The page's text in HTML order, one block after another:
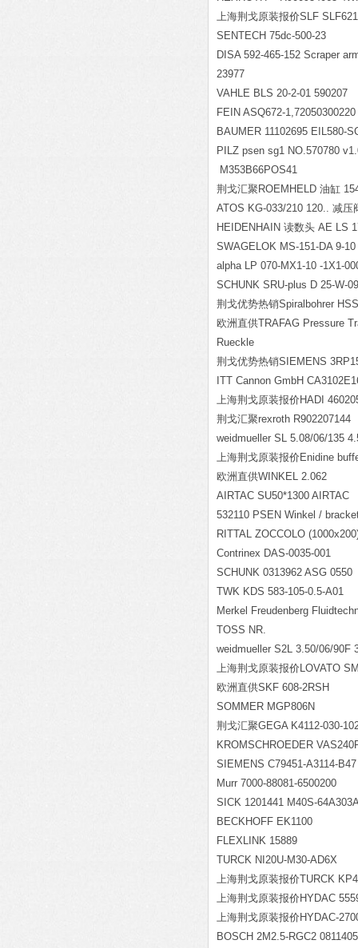
上海荆戈原装报价SLF
SENTECH 75dc-500-23
DISA 592-465-152 Scraper
23977
VAHLE BLS 20-2-01 590207
FEIN ASQ672-1,72050300220
BAUMER 11102695 EIL580-
PILZ psen sg1 NO.570780
M353B66POS41
荆戈汇聚ROEMHELD 油缸
ATOS KG-033/210 120.. 减压
HEIDENHAIN 读数头 AE LS
SWAGELOK MS-151-DA 9-10
alpha LP 070-MX1-10 -1X1-
SCHUNK SRU-plus D 25-W-
荆戈优势热销Spiralbohrer
欧洲直供TRAFAG Pressure
Rueckle
荆戈优势热销SIEMENS
ITT Cannon GmbH
上海荆戈原装报价HADI
荆戈汇聚rexroth R902207144
weidmueller SL 5.08/06/135
上海荆戈原装报价Enidine
欧洲直供WINKEL 2.062
AIRTAC SU50*1300 AIRTAC
532110 PSEN Winkel /
RITTAL ZOCCOLO
Contrinex DAS-0035-001
SCHUNK 0313962 ASG 0550
TWK KDS 583-105-0.5-A01
Merkel Freudenberg
TOSS NR.
weidmueller S2L 3.50/06/90F
上海荆戈原装报价LOVATO
欧洲直供SKF 608-2RSH
SOMMER MGP806N
荆戈汇聚GEGA K4112-030-
KROMSCHROEDER
SIEMENS C79451-A3114-B47
Murr 7000-88081-6500200
SICK 1201441 M40S-
BECKHOFF EK1100
FLEXLINK 15889
TURCK NI20U-M30-AD6X
上海荆戈原装报价TURCK
上海荆戈原装报价HYDAC
上海荆戈原装报价HYDAC-
BOSCH 2M2.5-RGC2